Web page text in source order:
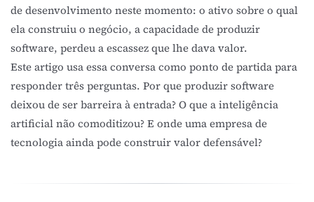
de desenvolvimento neste momento: o ativo sobre o qual
ela construiu o negócio, a capacidade de produzir
software, perdeu a escassez que lhe dava valor.
Este artigo usa essa conversa como ponto de partida para
responder três perguntas. Por que produzir software
deixou de ser barreira à entrada? O que a inteligência
artificial não comoditizou? E onde uma empresa de
tecnologia ainda pode construir valor defensável?